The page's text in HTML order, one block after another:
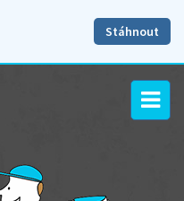
Stáhnout